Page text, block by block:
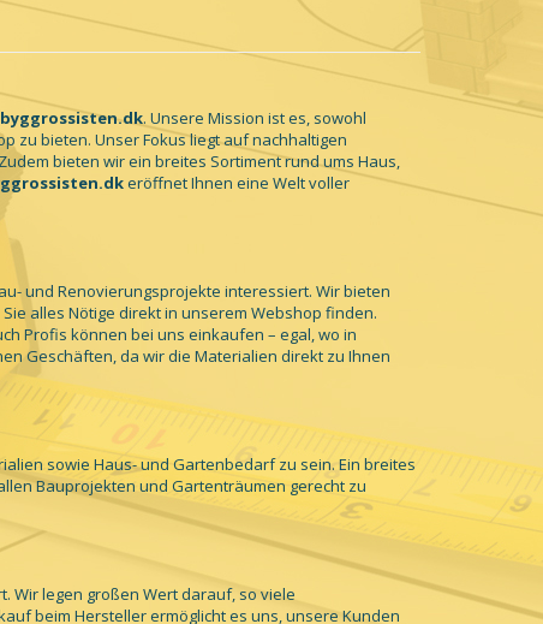
byggrossisten.dk. Unsere Mission ist es, sowohl
zu bieten. Unser Fokus liegt auf nachhaltigen
bieten wir ein breites Sortiment rund ums Haus,
eröffnet Ihnen eine Welt voller
und Renovierungsprojekte interessiert. Wir bieten
alles Nötige direkt in unserem Webshop finden.
Profis können bei uns einkaufen – egal, wo in
Geschäften, da wir die Materialien direkt zu Ihnen
sowie Haus- und Gartenbedarf zu sein. Ein breites
Bauprojekten und Gartenträumen gerecht zu
Wir legen großen Wert darauf, so viele
beim Hersteller ermöglicht es uns, unsere Kunden